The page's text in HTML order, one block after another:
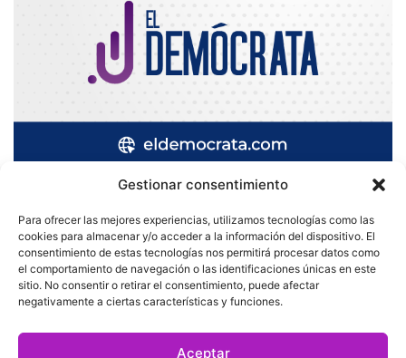
Gestionar consentimiento
Para ofrecer las mejores experiencias, utilizamos tecnologías como las
cookies para almacenar y/o acceder a la información del dispositivo. El
consentimiento de estas tecnologías nos permitirá procesar datos como
el comportamiento de navegación o las identificaciones únicas en este
sitio. No consentir o retirar el consentimiento, puede afectar
negativamente a ciertas características y funciones.
Aceptar
Quatromedia Telecomunicaciones © Copyright 2025, Todos los
derechos reservados
|Aviso de Privacidad|Política de Cookies|Defensoría de la
Audiencia|